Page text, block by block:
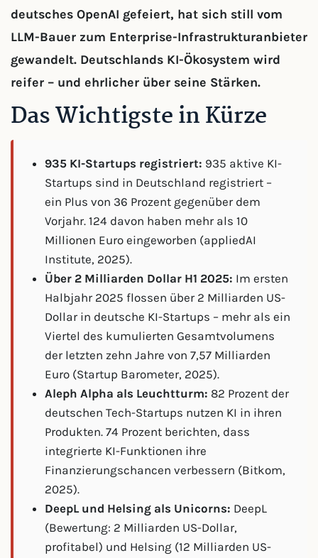
deutsches OpenAI gefeiert, hat sich still vom
LLM-Bauer zum Enterprise-Infrastrukturanbieter
gewandelt. Deutschlands KI-Ökosystem wird
reifer – und ehrlicher über seine Stärken.
Das Wichtigste in Kürze
935 KI-Startups registriert: 935 aktive KI-
Startups sind in Deutschland registriert –
ein Plus von 36 Prozent gegenüber dem
Vorjahr. 124 davon haben mehr als 10
Millionen Euro eingeworben (appliedAI
Institute, 2025).
Über 2 Milliarden Dollar H1 2025: Im ersten
Halbjahr 2025 flossen über 2 Milliarden US-
Dollar in deutsche KI-Startups – mehr als ein
Viertel des kumulierten Gesamtvolumens
der letzten zehn Jahre von 7,57 Milliarden
Euro (Startup Barometer, 2025).
Aleph Alpha als Leuchtturm: 82 Prozent der
deutschen Tech-Startups nutzen KI in ihren
Produkten. 74 Prozent berichten, dass
integrierte KI-Funktionen ihre
Finanzierungschancen verbessern (Bitkom,
2025).
DeepL und Helsing als Unicorns: DeepL
(Bewertung: 2 Milliarden US-Dollar,
profitabel) und Helsing (12 Milliarden US-